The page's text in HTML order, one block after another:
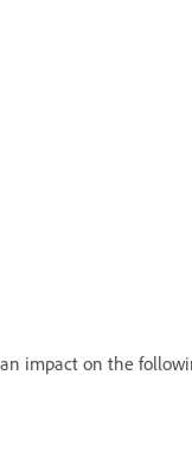
an impact on the